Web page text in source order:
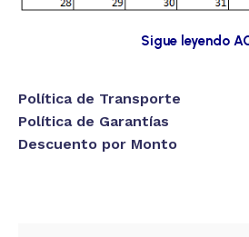
Sigue leyendo
Política de Transporte
Política de Garantías
Descuento por Monto